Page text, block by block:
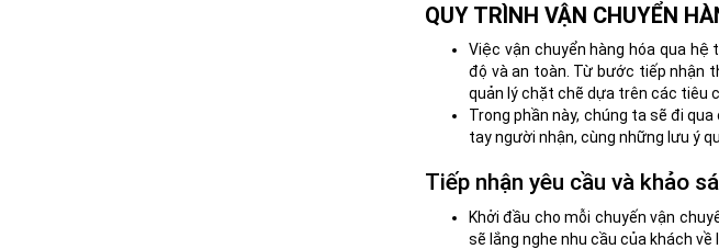
QUY TRÌNH VẬN CHUYỂN
Việc vận chuyển hàng hóa qua
độ và an toàn. Từ bước tiếp nhận
quản lý chặt chẽ dựa trên các tiêu
Trong phần này, chúng ta sẽ đi
tay người nhận, cùng những lưu ý
Tiếp nhận yêu cầu và khảo
Khởi đầu cho mỗi chuyến vận
sẽ lắng nghe nhu cầu của khách